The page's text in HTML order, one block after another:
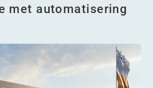
met automatisering